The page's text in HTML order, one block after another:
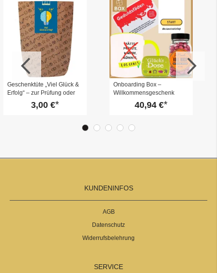
Geschenktüte „Viel Glück &
Erfolg“ – zur Prüfung oder
zum Jobstart – zum Befüllen
3,00 €
Onboarding Box –
Willkommensgeschenk
„Start-Button“ (Set 2)
40,94 €
KUNDENINFOS
AGB
Datenschutz
Widerrufsbelehrung
SERVICE